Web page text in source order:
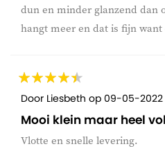
dun en minder glanzend dan
hangt meer en dat is fijn
Door Liesbeth op 09-05-2022
Mooi klein maar heel
Vlotte en snelle levering.